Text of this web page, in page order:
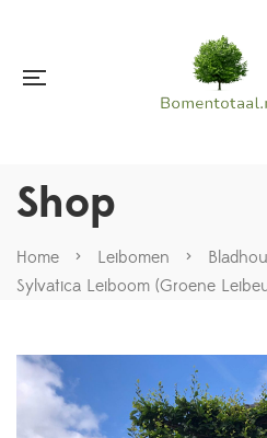
Shop
Home > Leibomen >
Sylvatica Leiboom (Groene